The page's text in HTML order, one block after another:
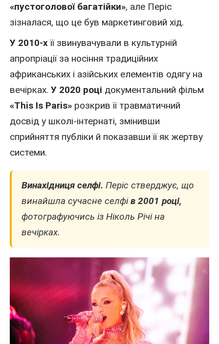
«пустоголової багатійки», але Періс
зізналася, що це був маркетинговий хід.
У 2010-хїї звинувачували в культурній
апропріації за носіння традиційних
африканських і азійських елементів одягу на
вечірках. У 2020 році документальний фільм
«This Is Paris» розкрив її травматичний
досвід у школі-інтернаті, змінивши
сприйняття публіки й показавши її як жертву
системи.
Винахідниця селфі. Періс стверджує, що
винайшла сучасне селфів 2001 році,
фотографуючись із Ніколь Річі на
вечірках.